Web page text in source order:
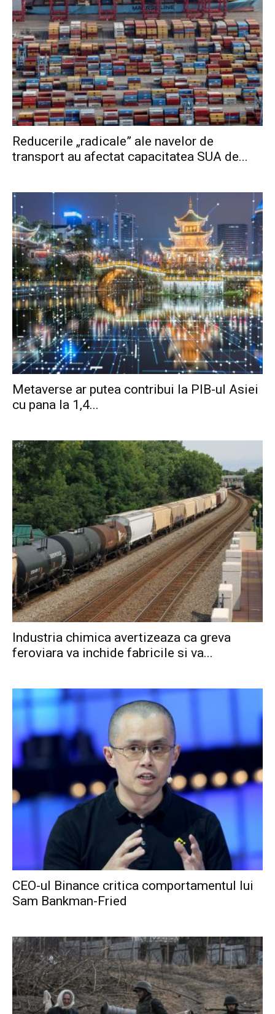
Reducerile „radicale” ale navelor de
transport au afectat capacitatea SUA de...
Metaverse ar putea contribui la PIB-ul Asiei
cu pana la 1,4...
Industria chimica avertizeaza ca greva
feroviara va inchide fabricile si va...
CEO-ul Binance critica comportamentul lui
Sam Bankman-Fried